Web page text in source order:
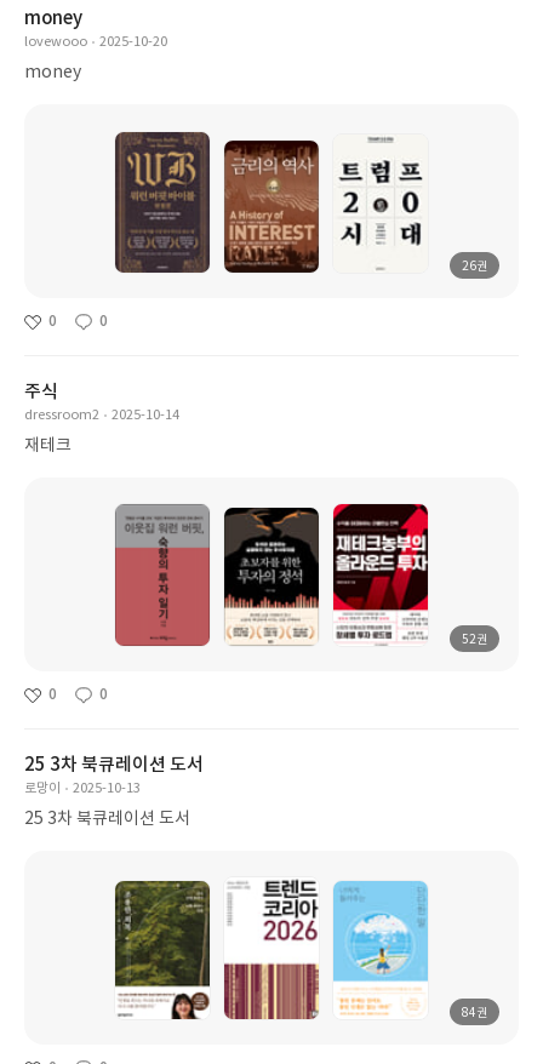
money
lovewooo 2025-10-20
money
26권
0 0
주식
dressroom2 2025-10-14
재테크
52권
0 0
25 3차 북큐레이션 도서
로망이 2025-10-13
25 3차 북큐레이션 도서
84권